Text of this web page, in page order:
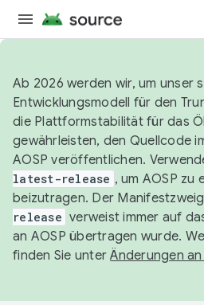
Ab 2026 werden wir, um unser
Entwicklungsmodell für den
die Plattformstabilität für das
gewährleisten, den Quellcode
AOSP veröffentlichen.
latest-release , um AOSP zu
beizutragen. Der Manifestzweig
release verweist immer auf
an AOSP übertragen wurde.
finden Sie unterÄnderungen an